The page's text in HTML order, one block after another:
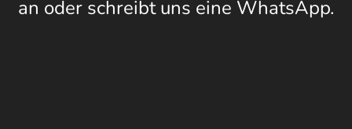
an oder schreibt uns eine WhatsApp.